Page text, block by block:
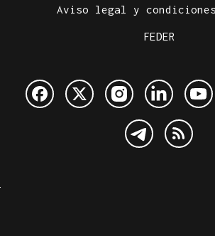
Aviso legal y
FEDER